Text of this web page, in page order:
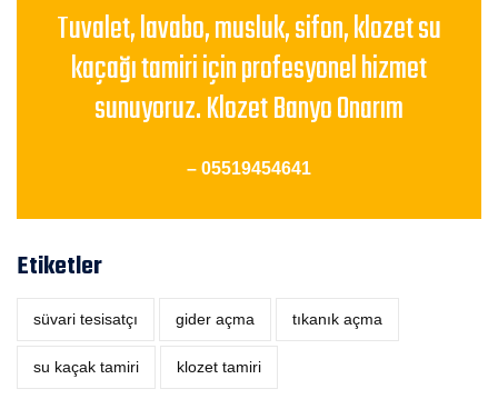
Tuvalet, lavabo, musluk, sifon, klozet su
kaçağı tamiri için profesyonel hizmet
sunuyoruz. Klozet Banyo Onarım
– 05519454641
Etiketler
süvari tesisatçı ‎gider açma tıkanık açma
su kaçak tamiri klozet tamiri